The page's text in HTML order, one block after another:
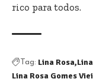
rico para todos.
Tag: Lina Rosa
Lina Rosa Gomes